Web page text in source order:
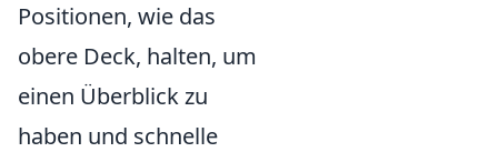
Positionen, wie das
obere Deck, halten, um
einen Überblick zu
haben und schnelle